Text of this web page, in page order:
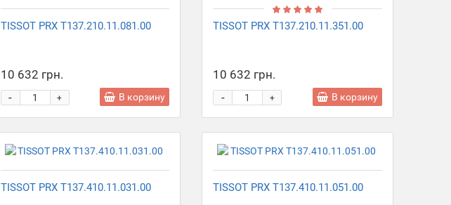
TISSOT PRX T137.210.11.081.00
10 632 грн.
+
- В корзину
TISSOT PRX T137.210.11.351.00
10 632 грн.
+
- В корзину
TISSOT PRX T137.410.11.031.00 TISSOT PRX T137.410.11.051.00